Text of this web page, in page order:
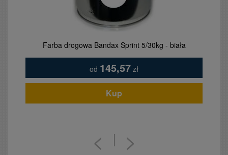
Farba drogowa Bandax Sprint 5/30kg - biała
od 145,57 zł
Kup
< >